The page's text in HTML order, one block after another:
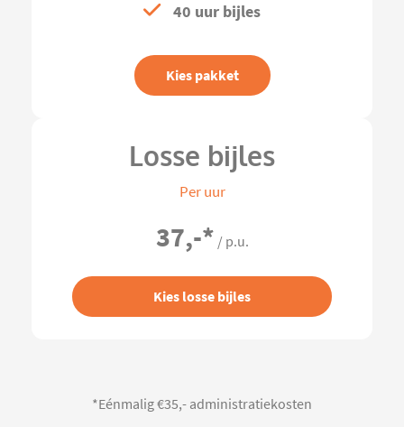
40 uur bijles
Kies pakket
Losse bijles
Per uur
37,-* / p.u.
Kies losse bijles
*Eénmalig €35,- administratiekosten